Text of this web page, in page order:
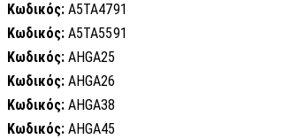
Κωδικός: A5TA4791
Κωδικός: A5TA5591
Κωδικός: AHGA25
Κωδικός: AHGA26
Κωδικός: AHGA38
Κωδικός: AHGA45